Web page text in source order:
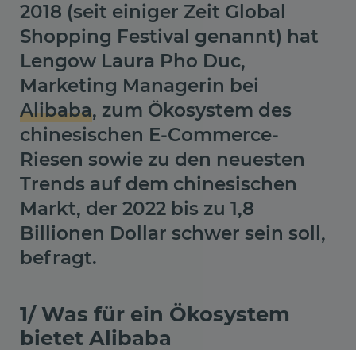
2018 (seit einiger Zeit Global
Shopping Festival genannt) hat
Lengow Laura Pho Duc,
Marketing Managerin bei
Alibaba, zum Ökosystem des
chinesischen E-Commerce-
Riesen sowie zu den neuesten
Trends auf dem chinesischen
Markt, der 2022 bis zu 1,8
Billionen Dollar schwer sein soll,
befragt.
1/ Was für ein Ökosystem
bietet Alibaba